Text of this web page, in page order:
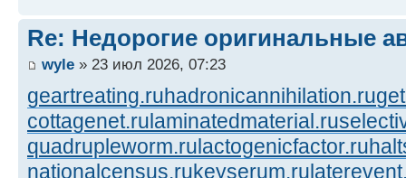
Re: Недорогие оригинальные
wyle » 23 июл 2026, 07:23
geartreating.ruhadronicannihilation.ru
cottagenet.rulaminatedmaterial.ru
quadrupleworm.rulactogenicfactor.ru
nationalcensus.rukeyserum.ru